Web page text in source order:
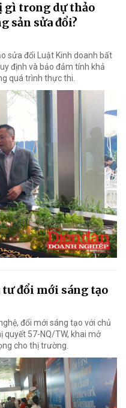
gì trong dự thảo
sản sửa đổi?
sửa đổi Luật Kinh doanh bất
định và bảo đảm tính khả
quá trình thực thi.
đổi mới sáng tạo
đổi mới sáng tạo với chủ
quyết 57-NQ/TW, khai mở
cho thị trường.